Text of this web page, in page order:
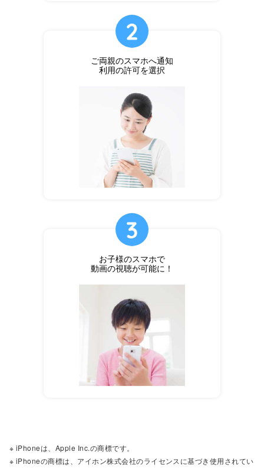
ご両親のスマホへ通知
利用の許可を選択
お子様のスマホで
動画の視聴が可能に！
※ iPhoneは、Apple Inc.の商標です。
※ iPhoneの商標は、アイホン株式会社のライセンスに基づき使用されてい